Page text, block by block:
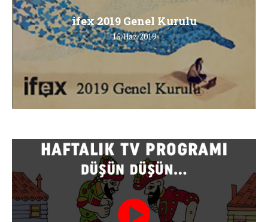
ifex 2019 Genel Kurulu
15/Haz/2019